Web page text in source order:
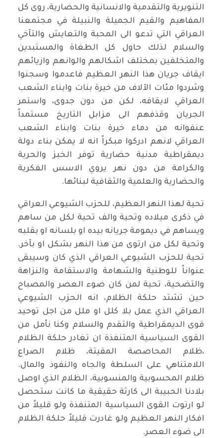
التنويرية والتقدمية والانسانية والحضارية، روى كل
المفاهيم والقيم الجميلة والنبيلة في مجتمعنا
العراقي التي تدعو الى المحبة والتعايش والتآخي
والسلام لذلك حاول كل الطغاة والمستبدين
والمتخلفين بمختلف اشكالهم والوانهم وازيائهم
ايقاف جريان هذا النهر العظيم فاعدموا وسجنوا
وشردوا مئات الآلاف من خيرة بنات وابناء الشعب
العراقي لايقافه، لكن من دون جدوى، واستمر
الجريان وقذفهم الى مزابل التاريخ مستمداً
عنفوانه من دماء خيرة بنات وابناء الشعب
العراقي لانهم ادركوا مبكراً انه لا يمكن بناء دولة
ديمقراطية مدنية حضارية توفر الخبز والحرية
والكرامة من دون نهر يروي الاسس الفكرية
والحضارية والعلمية والثقافية لبنائها.
تحية لهذا النهر العظيم، للحزب الشيوعي العراقي
في ذكرى ميلاده وتحية والف تحية لكل من ساهم
ويساهم في ديمومة جريانه بيده او بلسانه او بقلبه
وتحية لكل من ارتوى من هذا النهر بشكل او بآخر.
تحية للحزب الشيوعي العراقي الذي كان وسيبقى
عنواناً للوطنية والشهامة والاستقامة والنزاهة
والتضحية، تحية لمن كان ضوء العصر والمصباح
حين تشتد حلكة الظلام، انه الحزب الشيوعي
العراقي الذي عمل بلا كلل او ملل من اجل توحيد
قوى الديمقراطية والتقدم والسلام وكنا نأمل من
القوى السياسية المتنفذة ان تغادر حلكة الظلام
،ظلام المحاصصة المقيتة، ظلام الصراع
اللامتناهي على السلطة والجاه والنفوذ والمال.
ظلام المحسوبية والمنسوبية، الظلام الذي اوصل
بلادنا الحبيبة الى كارثة حقيقية ما كانت ستحصل
لو ارتوت القوى السياسية المتنفذة ولو قليلاً من
افكار النهر العظيم ولو غادرت قليلاً حلكة الظلام
الى ضوء العصر.